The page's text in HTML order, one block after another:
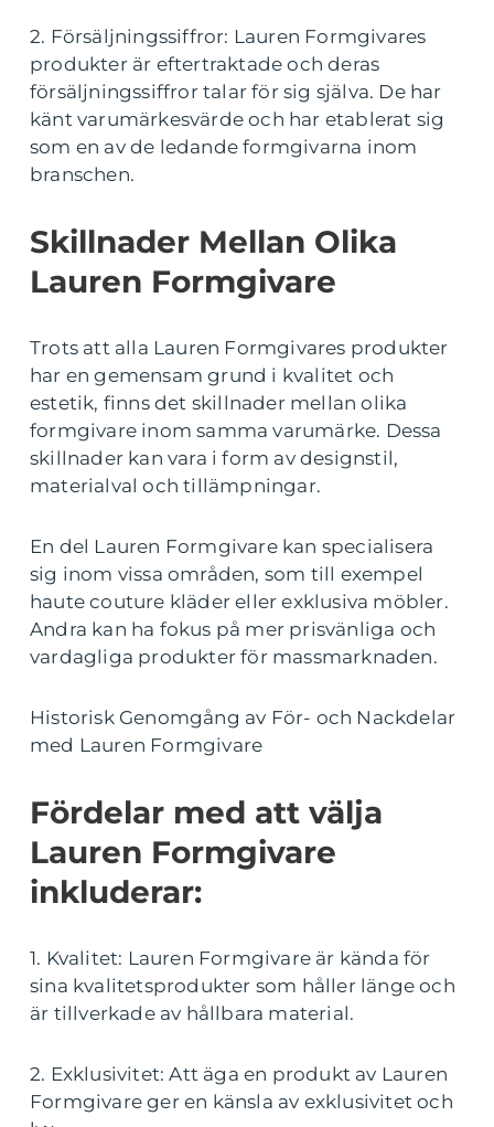
2. Försäljningssiffror: Lauren Formgivares
produkter är eftertraktade och deras
försäljningssiffror talar för sig själva. De har
känt varumärkesvärde och har etablerat sig
som en av de ledande formgivarna inom
branschen.
Skillnader Mellan Olika
Lauren Formgivare
Trots att alla Lauren Formgivares produkter
har en gemensam grund i kvalitet och
estetik, finns det skillnader mellan olika
formgivare inom samma varumärke. Dessa
skillnader kan vara i form av designstil,
materialval och tillämpningar.
En del Lauren Formgivare kan specialisera
sig inom vissa områden, som till exempel
haute couture kläder eller exklusiva möbler.
Andra kan ha fokus på mer prisvänliga och
vardagliga produkter för massmarknaden.
Historisk Genomgång av För- och Nackdelar
med Lauren Formgivare
Fördelar med att välja
Lauren Formgivare
inkluderar:
1. Kvalitet: Lauren Formgivare är kända för
sina kvalitetsprodukter som håller länge och
är tillverkade av hållbara material.
2. Exklusivitet: Att äga en produkt av Lauren
Formgivare ger en känsla av exklusivitet och